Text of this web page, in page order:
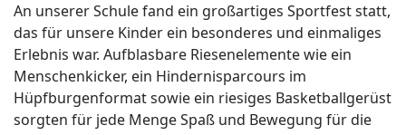
An unserer Schule fand ein großartiges Sportfest statt,
das für unsere Kinder ein besonderes und einmaliges
Erlebnis war. Aufblasbare Riesenelemente wie ein
Menschenkicker, ein Hindernisparcours im
Hüpfburgenformat sowie ein riesiges Basketballgerüst
sorgten für jede Menge Spaß und Bewegung für die